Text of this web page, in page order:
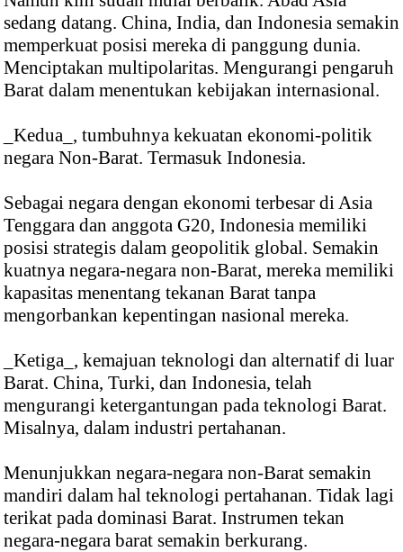
sedang datang. China, India, dan Indonesia semakin
memperkuat posisi mereka di panggung dunia.
Menciptakan multipolaritas. Mengurangi pengaruh
Barat dalam menentukan kebijakan internasional.
_Kedua_, tumbuhnya kekuatan ekonomi-politik
negara Non-Barat. Termasuk Indonesia.
Sebagai negara dengan ekonomi terbesar di Asia
Tenggara dan anggota G20, Indonesia memiliki
posisi strategis dalam geopolitik global. Semakin
kuatnya negara-negara non-Barat, mereka memiliki
kapasitas menentang tekanan Barat tanpa
mengorbankan kepentingan nasional mereka.
_Ketiga_, kemajuan teknologi dan alternatif di luar
Barat. China, Turki, dan Indonesia, telah
mengurangi ketergantungan pada teknologi Barat.
Misalnya, dalam industri pertahanan.
Menunjukkan negara-negara non-Barat semakin
mandiri dalam hal teknologi pertahanan. Tidak lagi
terikat pada dominasi Barat. Instrumen tekan
negara-negara barat semakin berkurang.